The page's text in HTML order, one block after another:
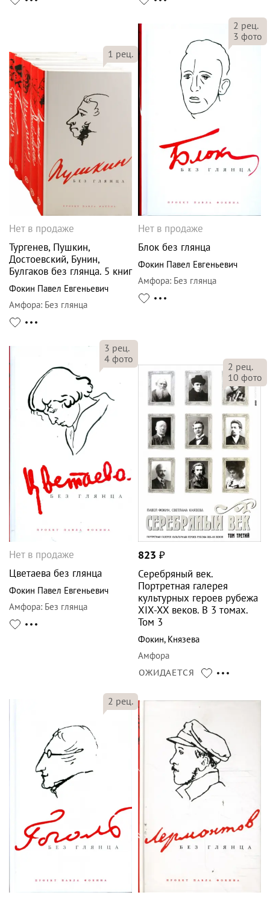
1 рец.
Нет в продаже
Тургенев, Пушкин,
Достоевский, Бунин,
Булгаков без глянца. 5 книг
Фокин Павел Евгеньевич
Амфора: Без глянца
2 рец.
3 фото
Нет в продаже
Блок без глянца
Фокин Павел Евгеньевич
Амфора: Без глянца
3 рец.
4 фото
Нет в продаже
Цветаева без глянца
Фокин Павел Евгеньевич
Амфора: Без глянца
2 рец.
10 фото
823 ₽
Серебряный век.
Портретная галерея
культурных героев рубежа
XIX-XX веков. В 3 томах.
Том 3
Фокин, Князева
Амфора
ОЖИДАЕТСЯ
2 рец.